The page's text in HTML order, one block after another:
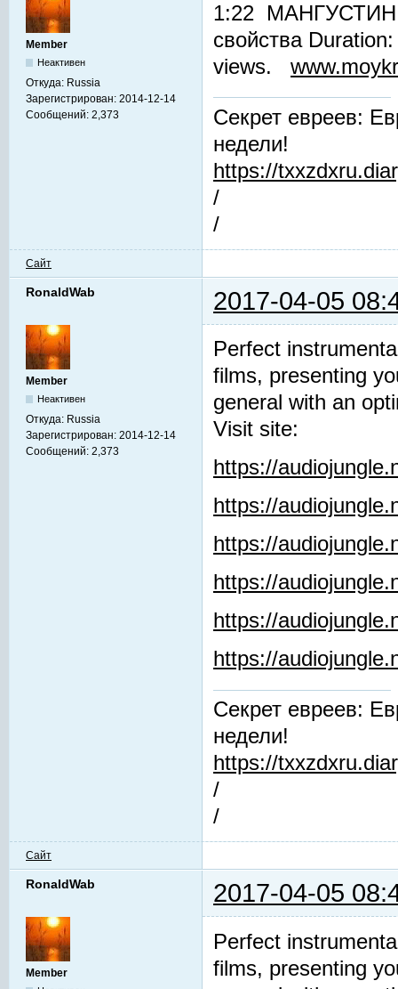
Member
Неактивен
Откуда: Russia
Зарегистрирован: 2014-12-14
Сообщений: 2,373
1:22 МАНГУСТИН.
свойства
views.
Секрет евреев:
недели!
https://
/
/
Сайт
RonaldWab 2017-04-05
Member
Неактивен
Откуда: Russia
Зарегистрирован: 2014-12-14
Сообщений: 2,373
Perfect
films, presenting
general with an
Visit site:
https://
https://
https://
https://
https://
https://
Секрет евреев:
недели!
https://
/
/
Сайт
RonaldWab 2017-04-05
Member
Perfect
films, presenting